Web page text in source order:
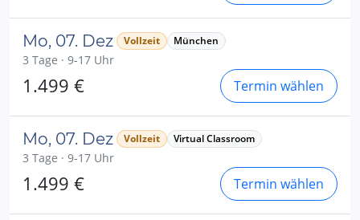
Mo, 07. Dez Vollzeit München
3 Tage · 9-17 Uhr
1.499 € Termin wählen
Mo, 07. Dez Vollzeit Virtual Classroom
3 Tage · 9-17 Uhr
1.499 € Termin wählen